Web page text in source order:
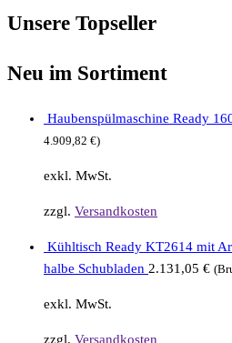
Unsere Topseller
Neu im Sortiment
Haubenspülmaschine Ready
4.909,82 €)
exkl. MwSt.
zzgl. Versandkosten
Kühltisch Ready KT2614 mit
halbe Schubladen 2.131,05 €
exkl. MwSt.
zzgl. Versandkosten